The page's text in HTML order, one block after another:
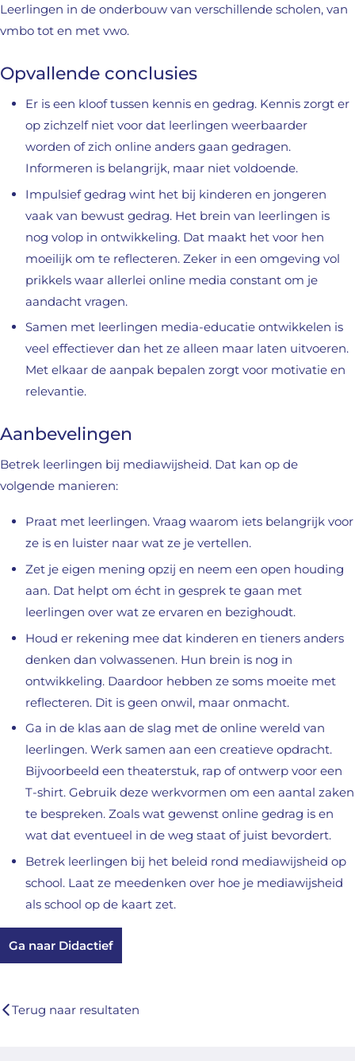
Leerlingen in de onderbouw van verschillende scholen, van
vmbo tot en met vwo.
Opvallende conclusies
Er is een kloof tussen kennis en gedrag. Kennis zorgt er
op zichzelf niet voor dat leerlingen weerbaarder
worden of zich online anders gaan gedragen.
Informeren is belangrijk, maar niet voldoende.
Impulsief gedrag wint het bij kinderen en jongeren
vaak van bewust gedrag. Het brein van leerlingen is
nog volop in ontwikkeling. Dat maakt het voor hen
moeilijk om te reflecteren. Zeker in een omgeving vol
prikkels waar allerlei online media constant om je
aandacht vragen.
Samen met leerlingen media-educatie ontwikkelen is
veel effectiever dan het ze alleen maar laten uitvoeren.
Met elkaar de aanpak bepalen zorgt voor motivatie en
relevantie.
Aanbevelingen
Betrek leerlingen bij mediawijsheid. Dat kan op de
volgende manieren:
Praat met leerlingen. Vraag waarom iets belangrijk voor
ze is en luister naar wat ze je vertellen.
Zet je eigen mening opzij en neem een open houding
aan. Dat helpt om écht in gesprek te gaan met
leerlingen over wat ze ervaren en bezighoudt.
Houd er rekening mee dat kinderen en tieners anders
denken dan volwassenen. Hun brein is nog in
ontwikkeling. Daardoor hebben ze soms moeite met
reflecteren. Dit is geen onwil, maar onmacht.
Ga in de klas aan de slag met de online wereld van
leerlingen. Werk samen aan een creatieve opdracht.
Bijvoorbeeld een theaterstuk, rap of ontwerp voor een
T-shirt. Gebruik deze werkvormen om een aantal zaken
te bespreken. Zoals wat gewenst online gedrag is en
wat dat eventueel in de weg staat of juist bevordert.
Betrek leerlingen bij het beleid rond mediawijsheid op
school. Laat ze meedenken over hoe je mediawijsheid
als school op de kaart zet.
Ga naar Didactief
Terug naar resultaten